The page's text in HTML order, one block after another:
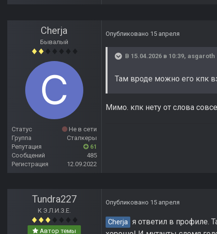
Cherja
Бывалый
Статус
Не в сети
Группа
Сталкеры
Репутация
61
Сообщений
485
Регистрация
12.09.2022
Опубликовано 15 апреля
В 15.04.2026 в 10:39, asgaroth
Там вроде можно его кпк
Мимо. кпк нету от слова
Tundra227
К Э.Л.И.З.Е.
Автор темы
Опубликовано 15 апреля
Cherja я ответил в профиле.